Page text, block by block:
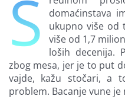
Finansiranje
O nama
S
domaćinstava
ukupno više od
više od 1,7
loših decenija.
zbog mesa, jer je to put
vajde, kažu stočari, a
problem. Bacanje vune je